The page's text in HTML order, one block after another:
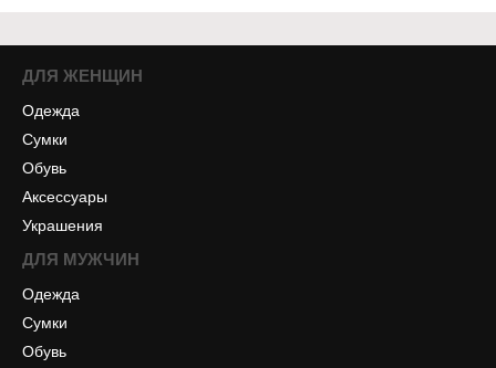
ДЛЯ ЖЕНЩИН
Одежда
Сумки
Обувь
Аксессуары
Украшения
ДЛЯ МУЖЧИН
Одежда
Сумки
Обувь